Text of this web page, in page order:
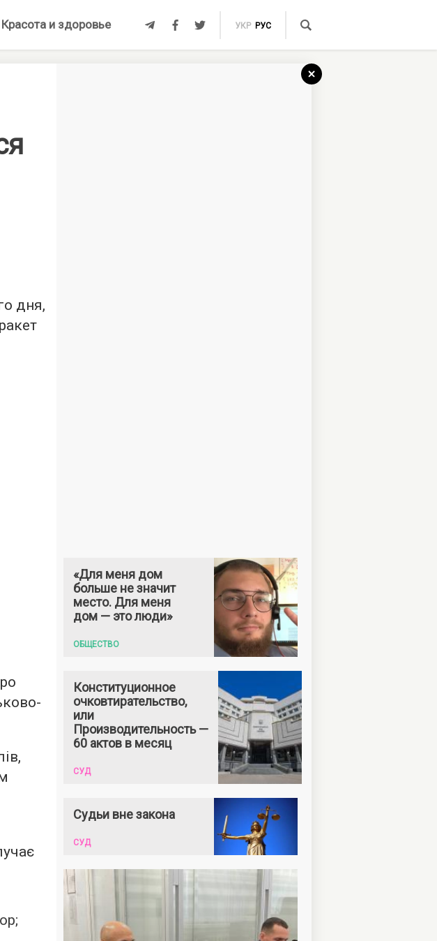
Красота и здоровье УКР РУС
дня,
«Для меня дом
больше не значит
место. Для меня
дом — это люди»
ОБЩЕСТВО
Конституционное
очковтирательство,
или
Производительность —
60 актов в месяц
СУД
Судьи вне закона
СУД